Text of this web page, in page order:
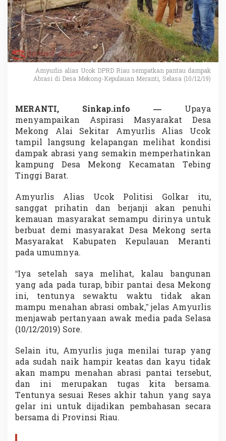
:
A
b
r
a
s
i
D
e
M
e
n
g
a
k
J
a
i
e
h
a
a
n
d
P
R
D
R
i
a
u
Amyurlis alias Ucok DPRD Riau sempatkan pantau dampak
Abrasi di Desa Mekong-Kepulauan Meranti, Selasa (10/12/19)
MERANTI, Sinkap.info — Upaya
menyampaikan Aspirasi Masyarakat Desa
Mekong Alai Sekitar Amyurlis Alias Ucok
tampil langsung kelapangan melihat kondisi
dampak abrasi yang semakin memperhatinkan
kampung Desa Mekong Kecamatan Tebing
Tinggi Barat.
Amyurlis Alias Ucok Politisi Golkar itu,
sanggat prihatin dan berjanji akan penuhi
kemauan masyarakat semampu dirinya untuk
berbuat demi masyarakat Desa Mekong serta
Masyarakat Kabupaten Kepulauan Meranti
pada umumnya.
“Iya setelah saya melihat, kalau bangunan
yang ada pada turap, bibir pantai desa Mekong
ini, tentunya sewaktu waktu tidak akan
mampu menahan abrasi ombak,” jelas Amyurlis
menjawab pertanyaan awak media pada Selasa
(10/12/2019) Sore.
Selain itu, Amyurlis juga menilai turap yang
ada sudah naik hampir keatas dan kayu tidak
akan mampu menahan abrasi pantai tersebut,
dan ini merupakan tugas kita bersama.
Tentunya sesuai Reses akhir tahun yang saya
gelar ini untuk dijadikan pembahasan secara
bersama di Provinsi Riau.